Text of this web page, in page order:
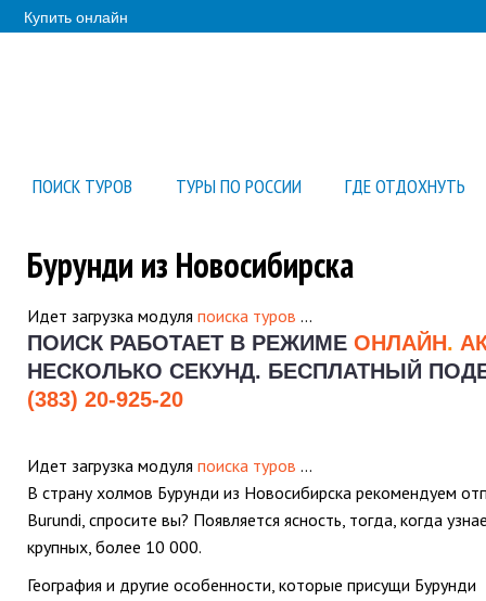
Купить онлайн
ПОИСК ТУРОВ ТУРЫ ПО РОССИИ ГДЕ ОТДОХНУТЬ
Бурунди из Новосибирска
Идет загрузка модуля поиска туров …
ПОИСК РАБОТАЕТ В РЕЖИМЕ ОНЛАЙН.
НЕСКОЛЬКО СЕКУНД. БЕСПЛАТНЫЙ
(383) 20-925-20
Идет загрузка модуля поиска туров …
В страну холмов Бурунди из Новосибирска рекомендуем
Burundi, спросите вы? Появляется ясность, тогда, когда
крупных, более 10 000.
География и другие особенности, которые присущи Бурунди